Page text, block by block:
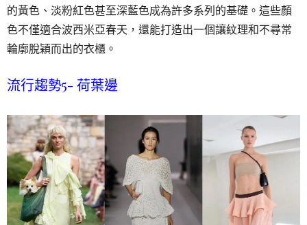
的黃色、淡粉紅色甚至深藍色成為許多系列的基礎。這些顏
色不僅適合波西米亞春天，還能打造出一個讓紋理和不尋常
輪廓脫穎而出的衣櫃。
流行趨勢5- 荷葉邊